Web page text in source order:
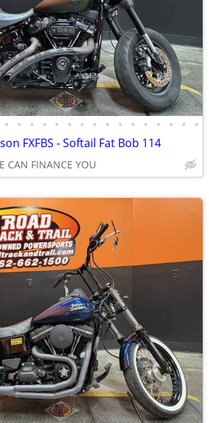
• • • • • • • • • • • • • • • •
FXFBS - Softail Fat Bob 114
CAN FINANCE YOU